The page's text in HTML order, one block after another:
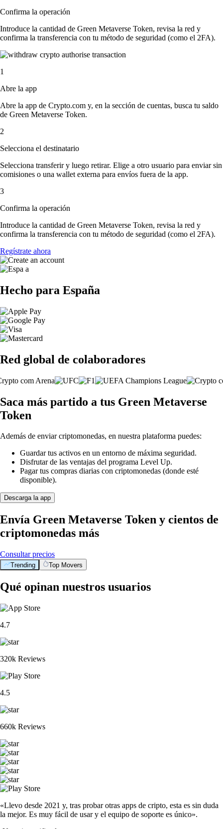
Confirma la operación
Introduce la cantidad de Green Metaverse Token, revisa la red y
confirma la transferencia con tu método de seguridad (como el 2FA).
1
Abre la app
Abre la app de Crypto.com y, en la sección de cuentas, busca tu saldo
de Green Metaverse Token.
2
Selecciona el destinatario
Selecciona transferir y luego retirar. Elige a otro usuario para enviar sin
comisiones o una wallet externa para envíos fuera de la app.
3
Confirma la operación
Introduce la cantidad de Green Metaverse Token, revisa la red y
confirma la transferencia con tu método de seguridad (como el 2FA).
Regístrate ahora
Hecho para España
Red global de colaboradores
Saca más partido a tus Green Metaverse
Token
Además de enviar criptomonedas, en nuestra plataforma puedes:
Guardar tus activos en un entorno de máxima seguridad.
Disfrutar de las ventajas del programa Level Up.
Pagar tus compras diarias con criptomonedas (donde esté
disponible).
Descarga la app
Envía Green Metaverse Token y cientos de
criptomonedas más
Consultar precios
Trending Top Movers
Qué opinan nuestros usuarios
4.7
320k Reviews
4.5
660k Reviews
«Llevo desde 2021 y, tras probar otras apps de cripto, esta es sin duda
la mejor. Es muy fácil de usar y el equipo de soporte es único».